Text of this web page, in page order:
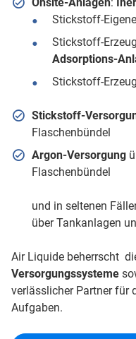
Stickstoff-
Stickstoff-
Adsorptions-
Stickstoff-
Stickstoff-
Flaschenbündel
Argon-Versorgung
Flaschenbündel
und in seltenen
über Tankanlagen
Air Liquide beherrscht
Versorgungssysteme
verlässlicher Partner für
Aufgaben.